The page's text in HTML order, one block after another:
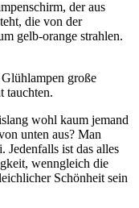
große
tauchten.
wohl kaum jemand
unten aus? Man
Jedenfalls ist das alles
wenngleich die
Schönheit sein